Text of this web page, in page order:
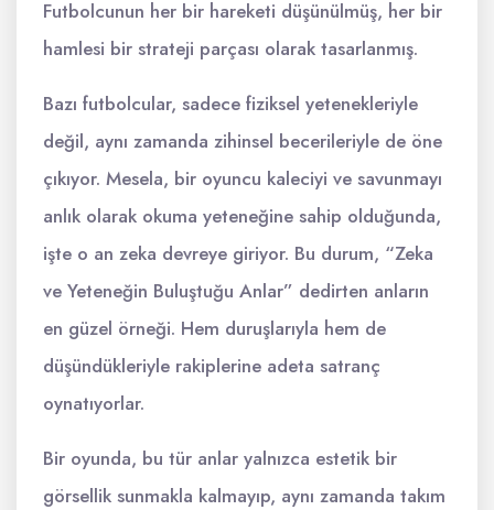
Futbolcunun her bir hareketi düşünülmüş, her bir
hamlesi bir strateji parçası olarak tasarlanmış.
Bazı futbolcular, sadece fiziksel yetenekleriyle
değil, aynı zamanda zihinsel becerileriyle de öne
çıkıyor. Mesela, bir oyuncu kaleciyi ve savunmayı
anlık olarak okuma yeteneğine sahip olduğunda,
işte o an zeka devreye giriyor. Bu durum, “Zeka
ve Yeteneğin Buluştuğu Anlar” dedirten anların
en güzel örneği. Hem duruşlarıyla hem de
düşündükleriyle rakiplerine adeta satranç
oynatıyorlar.
Bir oyunda, bu tür anlar yalnızca estetik bir
görsellik sunmakla kalmayıp, aynı zamanda takım